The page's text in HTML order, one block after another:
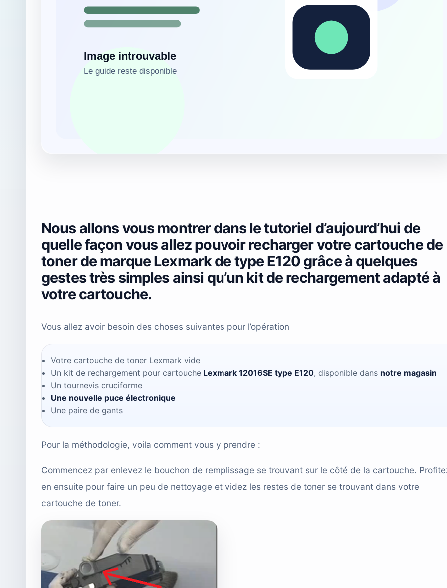
Nous allons vous montrer dans le tutoriel d’aujourd’hui de
quelle façon vous allez pouvoir recharger votre cartouche de
toner de marque Lexmark de type E120 grâce à quelques
gestes très simples ainsi qu’un kit de rechargement adapté à
votre cartouche.
Vous allez avoir besoin des choses suivantes pour l’opération
Votre cartouche de toner Lexmark vide
Un kit de rechargement pour cartouche Lexmark 12016SE type E120, disponible dans notre magasin
Un tournevis cruciforme
Une nouvelle puce électronique
Une paire de gants
Pour la méthodologie, voila comment vous y prendre :
Commencez par enlevez le bouchon de remplissage se trouvant sur le côté de la cartouche.
en ensuite pour faire un peu de nettoyage et videz les restes de toner se trouvant dans votre
cartouche de toner.